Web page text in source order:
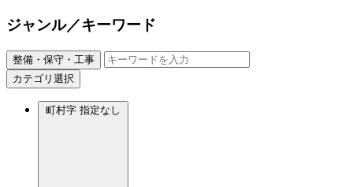
ジャンル／キーワード
整備・保守・工事
カテゴリ選択
町村字 指定なし